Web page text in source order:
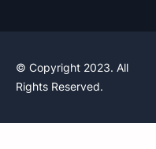
© Copyright 2023. All
Rights Reserved.